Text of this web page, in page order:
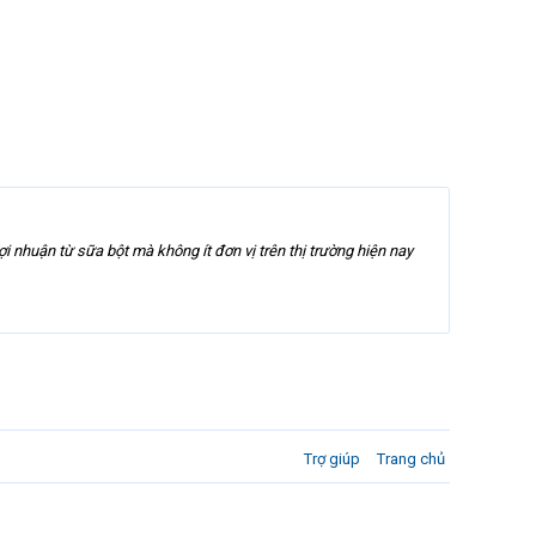
nhuận từ sữa bột mà không ít đơn vị trên thị trường hiện nay
Trợ giúp Trang chủ